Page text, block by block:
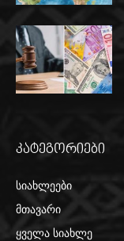
კატეგორიები
სიახლეები
მთავარი
ყველა სიახლე